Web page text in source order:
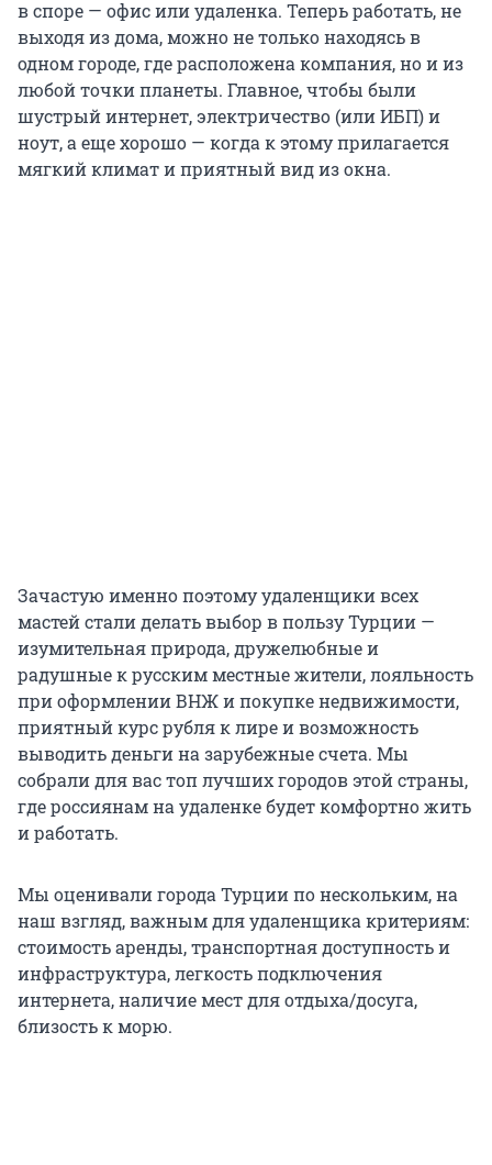
в споре — офис или удаленка. Теперь работать, не
выходя из дома, можно не только находясь в
одном городе, где расположена компания, но и из
любой точки планеты. Главное, чтобы были
шустрый интернет, электричество (или ИБП) и
ноут, а еще хорошо — когда к этому прилагается
мягкий климат и приятный вид из окна.
Зачастую именно поэтому удаленщики всех
мастей стали делать выбор в пользу Турции —
изумительная природа, дружелюбные и
радушные к русским местные жители, лояльность
при оформлении ВНЖ и покупке недвижимости,
приятный курс рубля к лире и возможность
выводить деньги на зарубежные счета. Мы
собрали для вас топ лучших городов этой страны,
где россиянам на удаленке будет комфортно жить
и работать.
Мы оценивали города Турции по нескольким, на
наш взгляд, важным для удаленщика критериям:
стоимость аренды, транспортная доступность и
инфраструктура, легкость подключения
интернета, наличие мест для отдыха/досуга,
близость к морю.